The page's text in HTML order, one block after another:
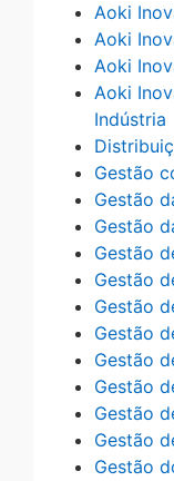
Aoki
Aoki
Aoki
Aoki
Indústria
Gestão
Gestão
Gestão
Gestão
Gestão
Gestão
Gestão
Gestão
Gestão
Gestão
Gestão
Gestão